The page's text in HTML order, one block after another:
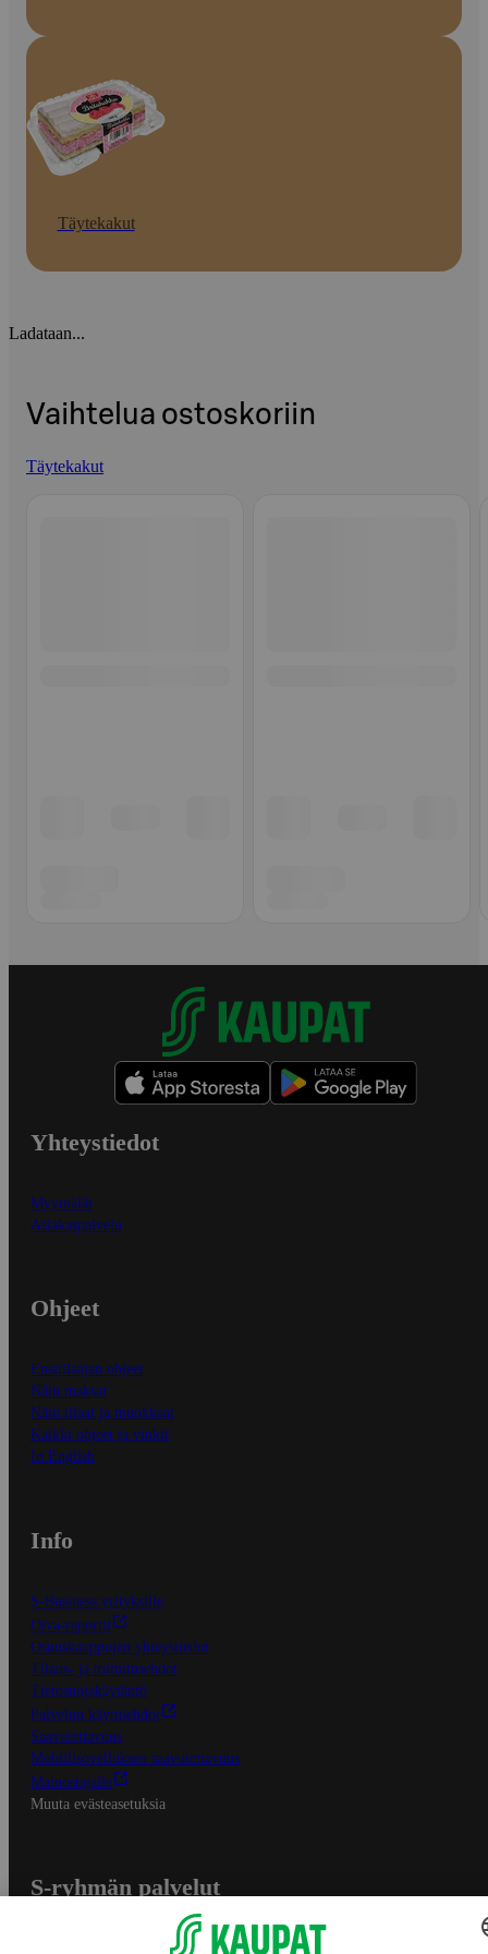
Täytekakut
Ladataan...
Vaihtelua ostoskoriin
Täytekakut
Yhteystiedot
Myymälät
Asiakaspalvelu
Ohjeet
Ensitilaajan ohjeet
Näin maksat
Näin tilaat ja muokkaat
Kaikki ohjeet ja vinkit
In English
Info
S-Business yrityksille
Oiva-raportit
Osuuskauppojen yhteystiedot
Tilaus- ja toimitusehdot
Tietosuojakäytäntö
Palvelun käyttöehdot
Saavutettavuus
Mobiilisovelluksen saavutettavuus
Mainostajalle
Muuta evästeasetuksia
S-ryhmän palvelut